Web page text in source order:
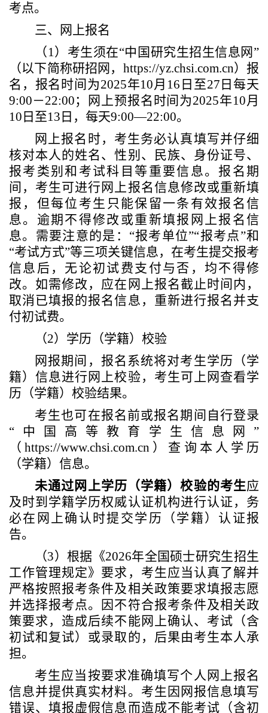
考点。
三、网上报名
（ 1）考生须在“中国研究生招生信息网”
（以下简称研招网，https://yz.chsi.com.cn）报
名，报名时间为2025年10月16 日至27 日每天
9:00－22:00；网上预报名时间为2025年10月
10 日至13 日，每天9:00—22:00。
网上报名时，考生务必认真填写并仔细
核对本人的姓名、性别、民族、身份证号、
报考类别和考试科目等重要信息。报名期
间，考生可进行网上报名信息修改或重新填
报， 但每位 考生只能保留一条有效报名信
息。逾期不得修改或重新填报网上报名信
息。需要注意的是： “报考单位”“报考点”和
“考试方式”等三项关键信息，在考生提交报考
信息后，无论初试费支付与否，均不得修
改。如需修改，应在网上报名截止时间内，
取消已填报的报名信息，重新进行报名并支
付初试费。
（2）学历（学籍）校验
网报期间，报名系统将对考生学历（学
籍）信息进行网上校验，考生可上网查看学
历（学籍）校验结果。
考生也可在报名前或报名期间自行登录
“中国高等教育学生信息网”
（https://www.chsi.com.cn ）查询本人学历
（学籍）信息。
未通过网上学历（学籍）校验的考生应
及时到学籍学历权威认证机构进行认证，务
必在 网上确认时提交学历（学籍） 认证报
告。
（3）根据《2026年全国硕士研究生招生
工作管理规定》要求 ， 考生应当认真了解并
严格按照报考条件及相关政策要求填报志愿
并选择报考点。因不符合报考条件及相关政
策要求，造成后续不能网上确认、考试（含
初试和复试）或录取的，后果由考生本人承
担。
考生应当按要求准确填写个人网上报名
信息并提供真实材料。考生因网报信息填写
错误、填报虚假信息而造成不能考试（含初